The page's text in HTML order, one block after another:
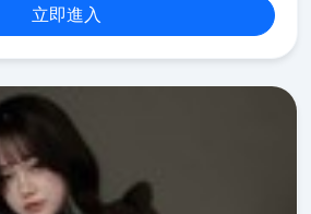
立即進入